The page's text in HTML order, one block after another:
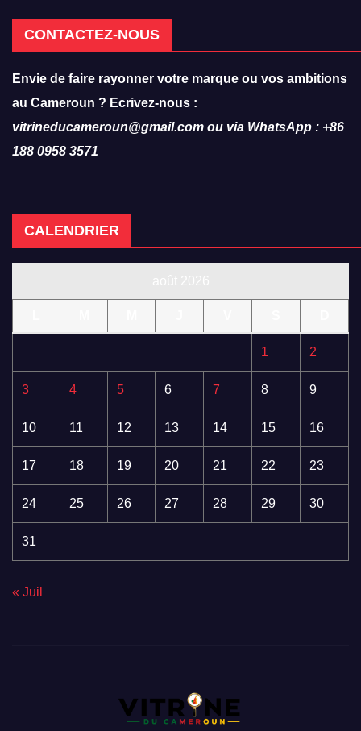
CONTACTEZ-NOUS
Envie de faire rayonner votre marque ou vos ambitions
au Cameroun ? Ecrivez-nous :
vitrineducameroun@gmail.com ou via WhatsApp : +86
188 0958 3571
CALENDRIER
1 2
3 4 5 6 7 8 9
10 11 12 13 14 15 16
17 18 19 20 21 22 23
24 25 26 27 28 29 30
31
« Juil